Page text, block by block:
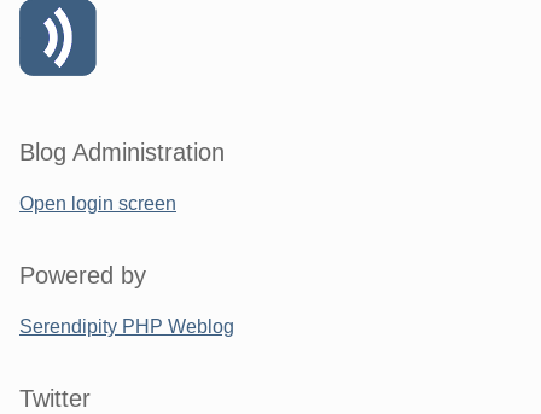
Blog Administration
Open login screen
Powered by
Serendipity PHP Weblog
Twitter